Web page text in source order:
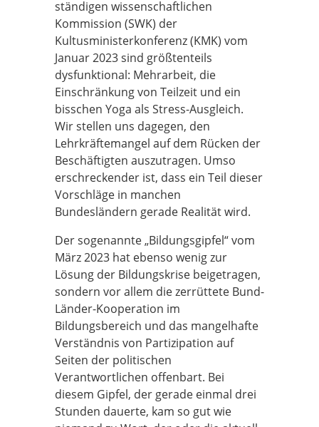
ständigen wissenschaftlichen
Kommission (SWK) der
Kultusministerkonferenz (KMK) vom
Januar 2023 sind größtenteils
dysfunktional: Mehrarbeit, die
Einschränkung von Teilzeit und ein
bisschen Yoga als Stress-Ausgleich.
Wir stellen uns dagegen, den
Lehrkräftemangel auf dem Rücken der
Beschäftigten auszutragen. Umso
erschreckender ist, dass ein Teil dieser
Vorschläge in manchen
Bundesländern gerade Realität wird.
Der sogenannte „Bildungsgipfel“ vom
März 2023 hat ebenso wenig zur
Lösung der Bildungskrise beigetragen,
sondern vor allem die zerrüttete Bund-
Länder-Kooperation im
Bildungsbereich und das mangelhafte
Verständnis von Partizipation auf
Seiten der politischen
Verantwortlichen offenbart. Bei
diesem Gipfel, der gerade einmal drei
Stunden dauerte, kam so gut wie